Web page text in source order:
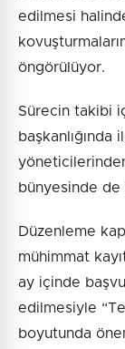
edilmesi
öngörülüyor.
Sürecin takibi
başkanlığında
bünyesinde de
Düzenleme
mühimmat
ay içinde
edilmesiyle
boyutunda